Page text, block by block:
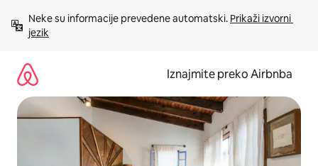
sadržaj
Neke su informacije prevedene automatski. Prikaži izvorni
jezik
Iznajmite preko Airbnba